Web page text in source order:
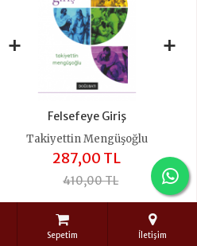
Sepetim İletişim
+
Felsefeye Giriş
Takiyettin Mengüşoğlu
287,00 TL
410,00 TL
+